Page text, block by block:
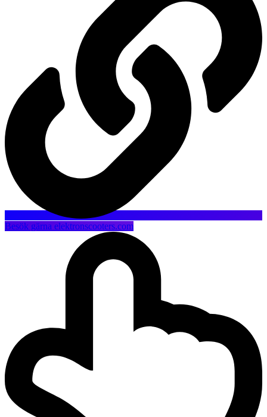
Besök gärna elektronscooters.com